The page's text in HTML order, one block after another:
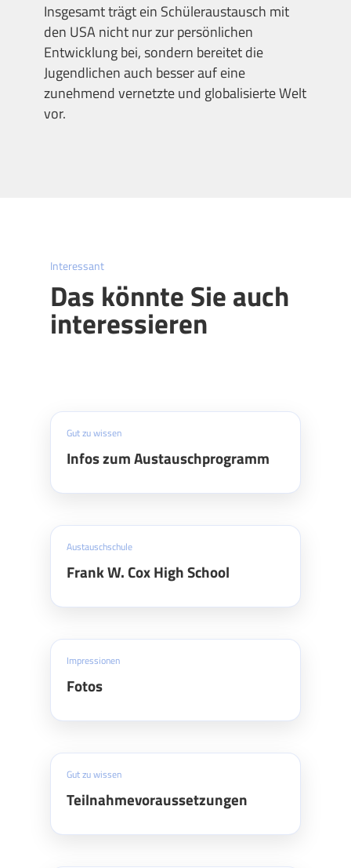
Insgesamt trägt ein Schüleraustausch mit
den USA nicht nur zur persönlichen
Entwicklung bei, sondern bereitet die
Jugendlichen auch besser auf eine
zunehmend vernetzte und globalisierte Welt
vor.
Interessant
Das könnte Sie auch
interessieren
Gut zu wissen
Infos zum Austauschprogramm
Austauschschule
Frank W. Cox High School
Impressionen
Fotos
Gut zu wissen
Teilnahmevoraussetzungen